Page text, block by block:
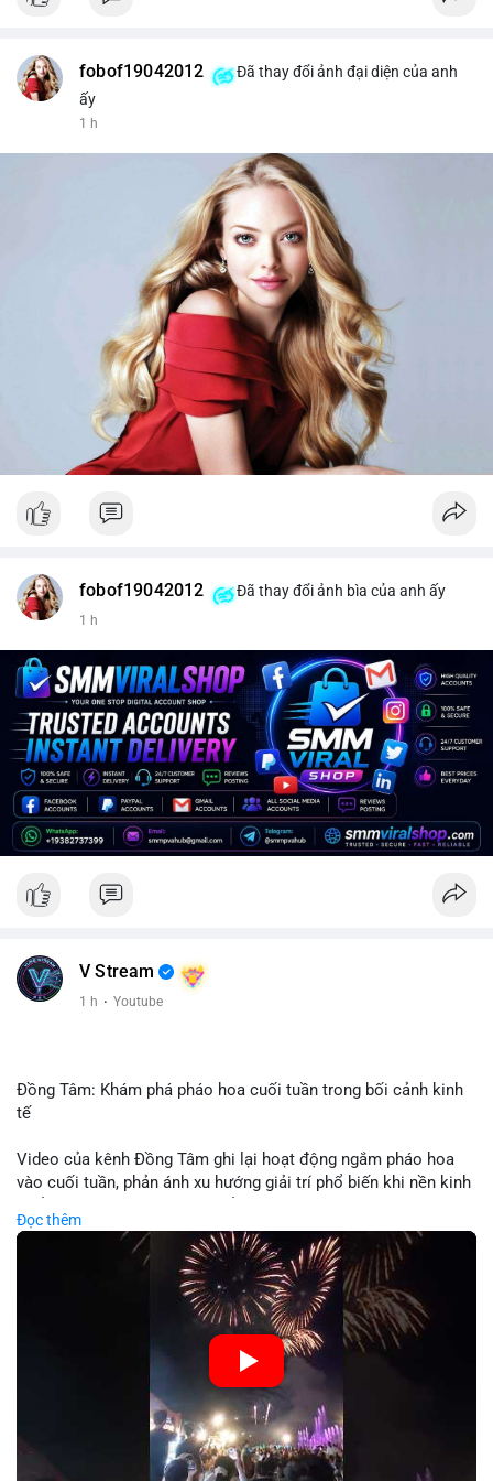
fobof19042012
Đã thay đổi ảnh đại diện của anh
ấy
1 h
fobof19042012 Đã thay đổi ảnh bìa của anh ấy
1 h
V Stream
1 h · Youtube
Đồng Tâm: Khám phá pháo hoa cuối tuần trong bối cảnh kinh
tế
Video của kênh Đồng Tâm ghi lại hoạt động ngắm pháo hoa
vào cuối tuần, phản ánh xu hướng giải trí phổ biến khi nền kinh
trải nghiệm hơn là đầu tư vào tài sản vật chất. Trong bối cảnh
lãi suất ổn định và thị trường crypto ổn định, hoạt động giải trí
như vậy thường tăng trưởng khi người dân có khả năng chi
tiêu. Tuy nhiên, sự ưu tiên giải trí có thể ảnh hưởng đến tỷ lệ
tiết kiệm hoặc đầu tư vào crypto nếu người tiêu dùng chuyển
🎥 Xem video trực tiếp tại:
Nguồn: Đồng Tâm
Đọc thêm